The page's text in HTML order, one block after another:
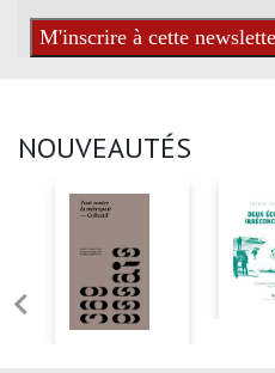
NOUVEAUTÉS